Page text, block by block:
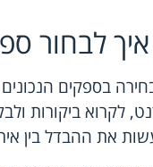
לבחור
בספקים
לקרוא ביקורות
את ההבדל בין